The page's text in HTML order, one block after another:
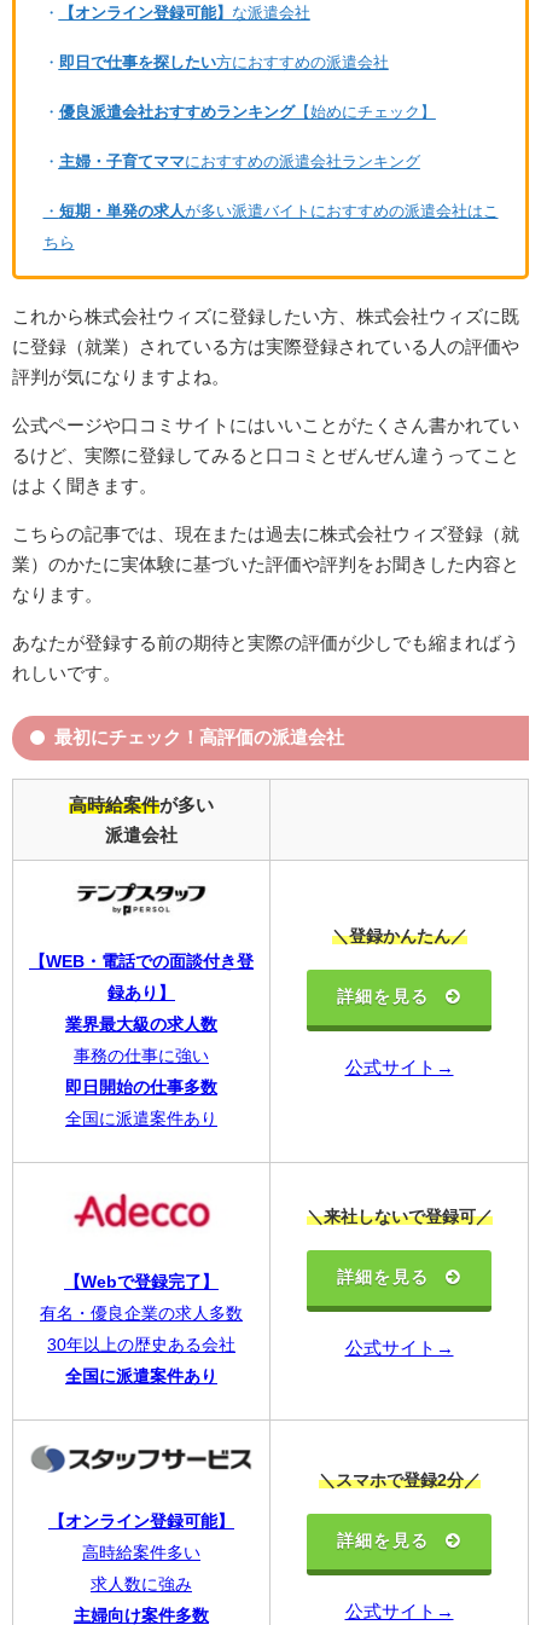
・ 【オンライン登録可能】 な派遣会社
・ 即日で仕事を探したい方におすすめの派遣会社
・ 優良派遣会社おすすめランキング【始めにチェック】
・ 主婦・子育てママにおすすめの派遣会社ランキング
・ 短期・単発の求人が多い派遣バイトにおすすめの派遣会社はこ
ちら
これから株式会社ウィズに登録したい方、株式会社ウィズに既
に登録（就業）されている方は実際登録されている人の評価や
評判が気になりますよね。
公式ページや口コミサイトにはいいことがたくさん書かれてい
るけど、実際に登録してみると口コミとぜんぜん違うってこと
はよく聞きます。
こちらの記事では、現在または過去に株式会社ウィズ登録（就
業）のかたに実体験に基づいた評価や評判をお聞きした内容と
なります。
あなたが登録する前の期待と実際の評価が少しでも縮まればう
れしいです。
最初にチェック！高評価の派遣会社
高時給案件が多い
派遣会社
【WEB・電話での面談付き登
録あり】
業界最大級の求人数
事務の仕事に強い
即日開始の仕事多数
全国に派遣案件あり
＼登録かんたん／
詳細を見る
公式サイト→
【Webで登録完了】
有名・優良企業の求人多数
30年以上の歴史ある会社
全国に派遣案件あり
＼来社しないで登録可／
詳細を見る
公式サイト→
【オンライン登録可能】
高時給案件多い
求人数に強み
主婦向け案件多数
＼スマホで登録2分／
詳細を見る
公式サイト→